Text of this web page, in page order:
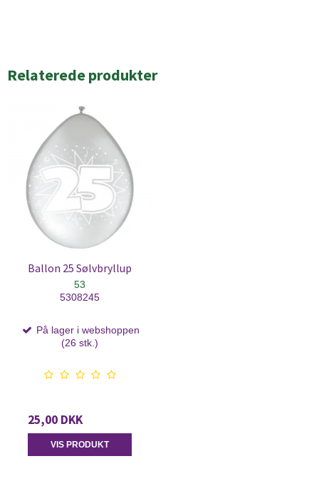
Relaterede produkter
Ballon 25 Sølvbryllup
53
5308245
På lager i webshoppen
(26 stk.)
25,00 DKK
VIS PRODUKT